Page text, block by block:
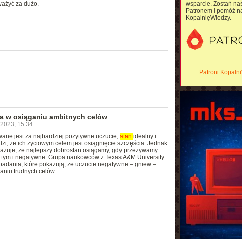
za dużo.
w osiąganiu ambitnych celów
15:34
jest za najbardziej pozytywne uczucie, stan idealny i
że ich życiowym celem jest osiągnięcie szczęścia. Jednak
że najlepszy dobrostan osiągamy, gdy przeżywamy
i negatywne. Grupa naukowców z Texas A&M University
które pokazują, że uczucie negatywne – gniew –
trudnych celów.
wsparcie. Zostań
Patronem i pomóż
KopalnięWiedzy.
Patroni